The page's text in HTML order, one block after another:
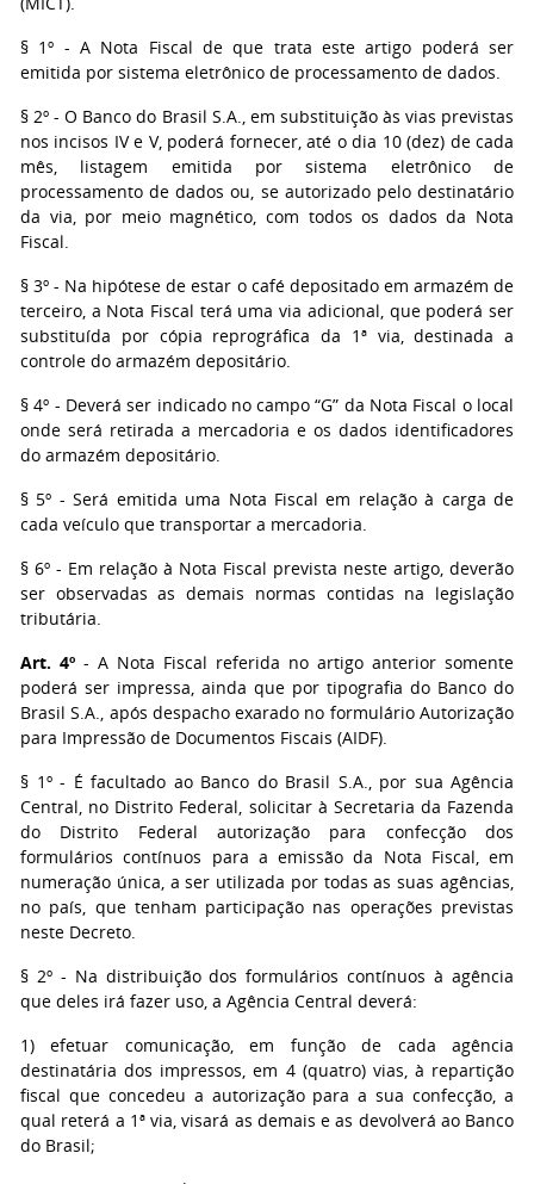
§ 1º - A Nota Fiscal de que trata este artigo poderá ser
emitida por sistema eletrônico de processamento de dados.
§ 2º - O Banco do Brasil S.A., em substituição às vias previstas
nos incisos IV e V, poderá fornecer, até o dia 10 (dez) de cada
mês, listagem emitida por sistema eletrônico de
processamento de dados ou, se autorizado pelo destinatário
da via, por meio magnético, com todos os dados da Nota
Fiscal.
§ 3º - Na hipótese de estar o café depositado em armazém de
terceiro, a Nota Fiscal terá uma via adicional, que poderá ser
substituída por cópia reprográfica da 1ª via, destinada a
controle do armazém depositário.
§ 4º - Deverá ser indicado no campo “G” da Nota Fiscal o local
onde será retirada a mercadoria e os dados identificadores
do armazém depositário.
§ 5º - Será emitida uma Nota Fiscal em relação à carga de
cada veículo que transportar a mercadoria.
§ 6º - Em relação à Nota Fiscal prevista neste artigo, deverão
ser observadas as demais normas contidas na legislação
tributária.
Art. 4º - A Nota Fiscal referida no artigo anterior somente
poderá ser impressa, ainda que por tipografia do Banco do
Brasil S.A., após despacho exarado no formulário Autorização
para Impressão de Documentos Fiscais (AIDF).
§ 1º - É facultado ao Banco do Brasil S.A., por sua Agência
Central, no Distrito Federal, solicitar à Secretaria da Fazenda
do Distrito Federal autorização para confecção dos
formulários contínuos para a emissão da Nota Fiscal, em
numeração única, a ser utilizada por todas as suas agências,
no país, que tenham participação nas operações previstas
neste Decreto.
§ 2º - Na distribuição dos formulários contínuos à agência
que deles irá fazer uso, a Agência Central deverá:
1) efetuar comunicação, em função de cada agência
destinatária dos impressos, em 4 (quatro) vias, à repartição
fiscal que concedeu a autorização para a sua confecção, a
qual reterá a 1ª via, visará as demais e as devolverá ao Banco
do Brasil;